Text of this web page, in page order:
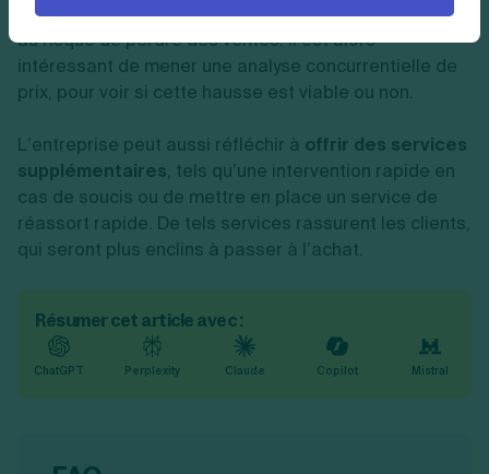
cohérente avec le produit vendu ou le service délivré,
au risque de perdre des ventes. Il est alors
intéressant de mener une analyse concurrentielle de
prix, pour voir si cette hausse est viable ou non.
L’entreprise peut aussi réfléchir à offrir des services
supplémentaires, tels qu’une intervention rapide en
cas de soucis ou de mettre en place un service de
réassort rapide. De tels services rassurent les clients,
qui seront plus enclins à passer à l’achat.
Résumer cet article avec :
ChatGPT Perplexity Claude Copilot Mistral